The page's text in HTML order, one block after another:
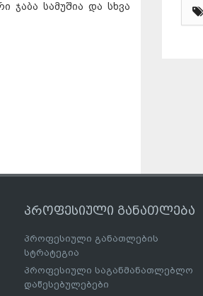
ჯაბა სამუშია და სხვა
პროფესიული განათლება
პროფესიული განათლების
სტრატეგია
პროფესიული საგანმანათლებლო
დაწესებულებები